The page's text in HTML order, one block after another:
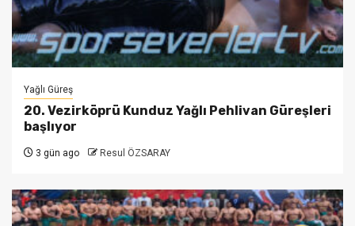
Yağlı Güreş
20. Vezirköprü Kunduz Yağlı Pehlivan Güreşleri
başlıyor
3 gün ago Resul ÖZSARAY